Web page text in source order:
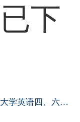
下
英语四、六级...